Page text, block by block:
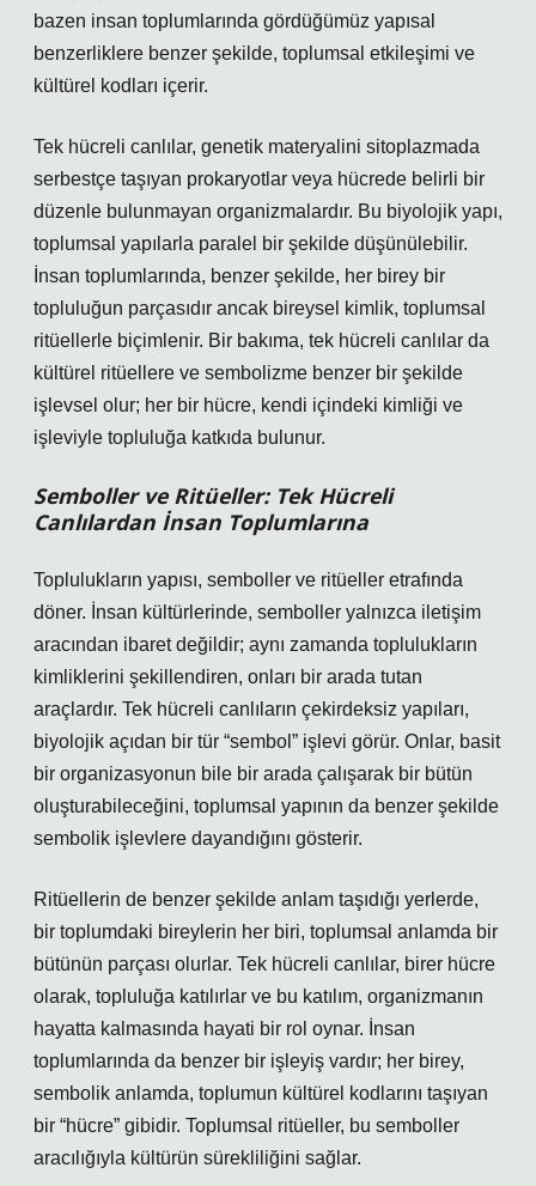
bazen insan toplumlarında gördüğümüz yapısal
benzerliklere benzer şekilde, toplumsal etkileşimi ve
kültürel kodları içerir.
Tek hücreli canlılar, genetik materyalini sitoplazmada
serbestçe taşıyan prokaryotlar veya hücrede belirli bir
düzenle bulunmayan organizmalardır. Bu biyolojik yapı,
toplumsal yapılarla paralel bir şekilde düşünülebilir.
İnsan toplumlarında, benzer şekilde, her birey bir
topluluğun parçasıdır ancak bireysel kimlik, toplumsal
ritüellerle biçimlenir. Bir bakıma, tek hücreli canlılar da
kültürel ritüellere ve sembolizme benzer bir şekilde
işlevsel olur; her bir hücre, kendi içindeki kimliği ve
işleviyle topluluğa katkıda bulunur.
Semboller ve Ritüeller: Tek Hücreli
Canlılardan İnsan Toplumlarına
Toplulukların yapısı, semboller ve ritüeller etrafında
döner. İnsan kültürlerinde, semboller yalnızca iletişim
aracından ibaret değildir; aynı zamanda toplulukların
kimliklerini şekillendiren, onları bir arada tutan
araçlardır. Tek hücreli canlıların çekirdeksiz yapıları,
biyolojik açıdan bir tür “sembol” işlevi görür. Onlar, basit
bir organizasyonun bile bir arada çalışarak bir bütün
oluşturabileceğini, toplumsal yapının da benzer şekilde
sembolik işlevlere dayandığını gösterir.
Ritüellerin de benzer şekilde anlam taşıdığı yerlerde,
bir toplumdaki bireylerin her biri, toplumsal anlamda bir
bütünün parçası olurlar. Tek hücreli canlılar, birer hücre
olarak, topluluğa katılırlar ve bu katılım, organizmanın
hayatta kalmasında hayati bir rol oynar. İnsan
toplumlarında da benzer bir işleyiş vardır; her birey,
sembolik anlamda, toplumun kültürel kodlarını taşıyan
bir “hücre” gibidir. Toplumsal ritüeller, bu semboller
aracılığıyla kültürün sürekliliğini sağlar.